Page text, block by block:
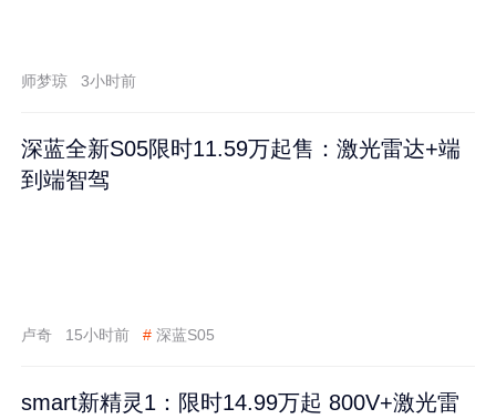
师梦琼 3小时前
深蓝全新S05限时11.59万起售：激光雷达+端
到端智驾
卢奇 15小时前 # 深蓝S05
smart新精灵1：限时14.99万起 800V+激光雷